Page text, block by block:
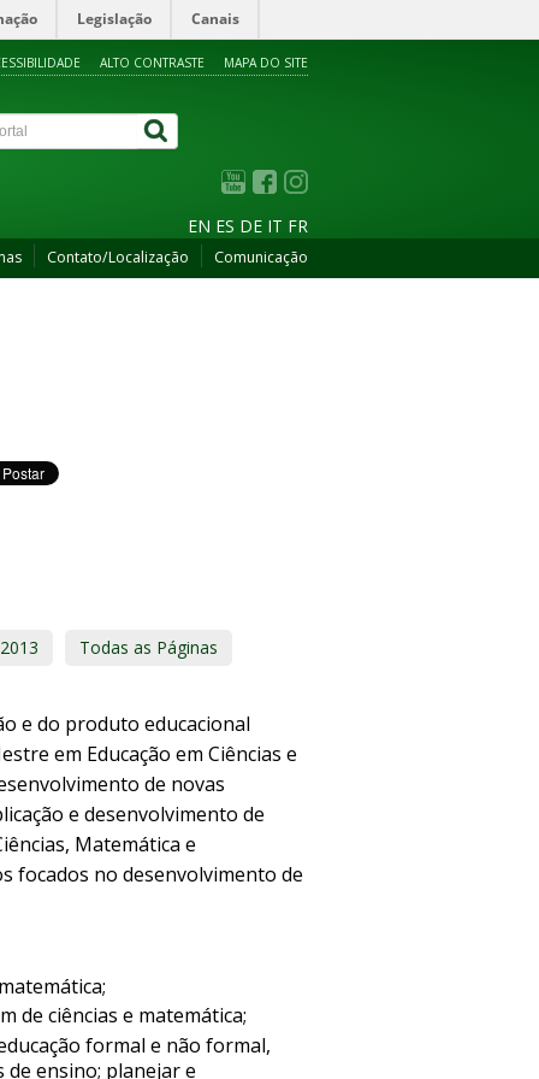
Legislação Canais
ALTO CONTRASTE MAPA DO SITE
EN ES DE IT FR
Contato/Localização Comunicação
2013 Todas as Páginas
e do produto educacional
em Educação em Ciências e
de novas
e desenvolvimento de
Matemática e
focados no desenvolvimento de
de ciências e matemática;
formal e não formal,
ensino; planejar e